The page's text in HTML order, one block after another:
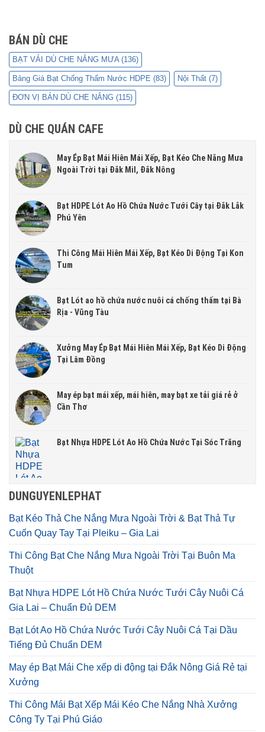
BÁN DÙ CHE
BẠT VẢI DÙ CHE NẮNG MƯA (136)
Bảng Giá Bạt Chống Thấm Nước HDPE (83) Nội Thất (7)
ĐƠN VỊ BÁN DÙ CHE NẮNG (115)
DÙ CHE QUÁN CAFE
May Ép Bạt Mái Hiên Mái Xếp, Bạt Kéo Che Nắng Mưa
Ngoài Trời tại Đắk Mil, Đắk Nông
Bạt HDPE Lót Ao Hồ Chứa Nước Tưới Cây tại Đắk Lắk
Phú Yên
Thi Công Mái Hiên Mái Xếp, Bạt Kéo Di Động Tại Kon
Tum
Bạt Lót ao hồ chứa nước nuôi cá chống thấm tại Bà
Rịa - Vũng Tàu
Xưởng May Ép Bạt Mái Hiên Mái Xếp, Bạt Kéo Di Động
Tại Lâm Đồng
May ép bạt mái xếp, mái hiên, may bạt xe tải giá rẻ ở
Cần Thơ
Bạt Nhựa HDPE Lót Ao Hồ Chứa Nước Tại Sóc Trăng
DUNGUYENLEPHAT
Bạt Kéo Thả Che Nắng Mưa Ngoài Trời & Bạt Thả Tự
Cuốn Quay Tay Tại Pleiku – Gia Lai
Thi Công Bạt Che Nắng Mưa Ngoài Trời Tại Buôn Ma
Thuột
Bạt Nhựa HDPE Lót Hồ Chứa Nước Tưới Cây Nuôi Cá
Gia Lai – Chuẩn Đủ DEM
Bạt Lót Ao Hồ Chứa Nước Tưới Cây Nuôi Cá Tại Dầu
Tiếng Đủ Chuẩn DEM
May ép Bạt Mái Che xếp di động tại Đắk Nông Giá Rẻ tại
Xưởng
Thi Công Mái Bạt Xếp Mái Kéo Che Nắng Nhà Xưởng
Công Ty Tại Phú Giáo